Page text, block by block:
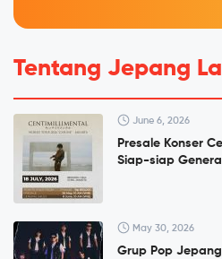
Tentang Jepang
June 6, 2026
Presale Konser
Siap-siap
May 30, 2026
Grup Pop Jepang